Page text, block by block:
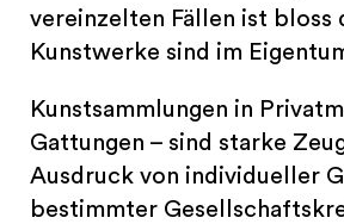
vereinzelten Fällen ist bloss
Kunstwerke sind im
Kunstsammlungen in
Gattungen – sind starke
Ausdruck von individueller
bestimmter